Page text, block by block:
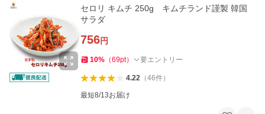
セロリ キムチ 250g キムチランド謹製 韓国
サラダ
756円
10% （69pt） 要エントリー
4.22（46件）
最短8/13お届け